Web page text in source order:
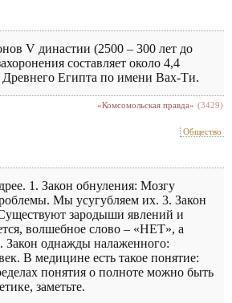
V династии (2500 – 300 лет до
составляет около 4,4
Древнего Египта по имени Вах-Ти.
«Комсомольская правда» (3429)
Общество
1. Закон обнуления: Мозгу
Мы усугубляем их. 3. Закон
Существуют зародыши явлений и
волшебное слово – «НЕТ», а
Закон однажды налаженного:
В медицине есть такое понятие:
понятия о полноте можно быть
заметьте.